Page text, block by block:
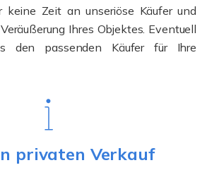
keine Zeit an unseriöse Käufer und
Ihres Objektes. Eventuell
den passenden Käufer für Ihre
privaten Verkauf